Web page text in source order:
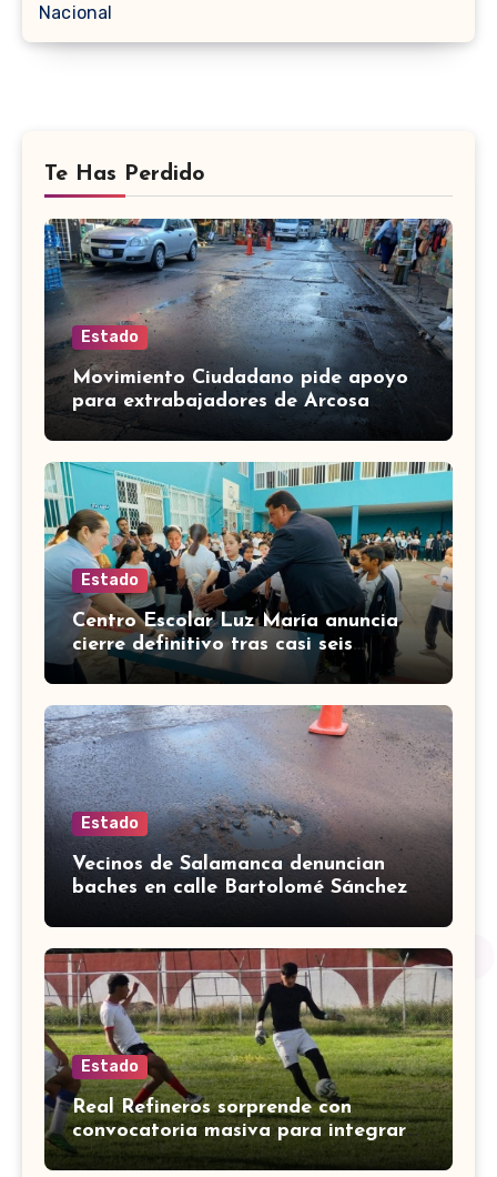
Nacional
Te Has Perdido
Estado
Movimiento Ciudadano pide apoyo
para extrabajadores de Arcosa
acusados en Valle de Santiago
Estado
Centro Escolar Luz María anuncia
cierre definitivo tras casi seis
décadas en Celaya
Estado
Vecinos de Salamanca denuncian
baches en calle Bartolomé Sánchez
Estado
Real Refineros sorprende con
convocatoria masiva para integrar
su equipo en Liga Premier